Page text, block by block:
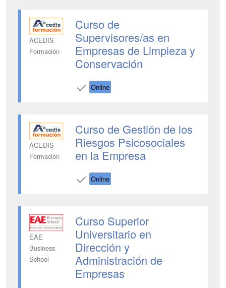
ACEDIS
Formación
Curso de
Supervisores/as en
Empresas de Limpieza y
Conservación
Online
ACEDIS
Formación
Curso de Gestión de los
Riesgos Psicosociales
en la Empresa
Online
EAE
Business
School
Curso Superior
Universitario en
Dirección y
Administración de
Empresas